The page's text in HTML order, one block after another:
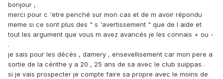
bonjour ,
merci pour c 'etre penché sur mon cas et de m avoir répondu
meme si ce sont plus des " s 'avertissement " que de l aide et
tout les argument que vous m avez avancés je les connais + ou -
.
je sais pour les décès , damery , ensevellisement car mon pere a
sortie de la cérithe y a 20 , 25 ans de sa avec le club suippas .
si je vais prospecter je compte faire sa propre avec le moins de